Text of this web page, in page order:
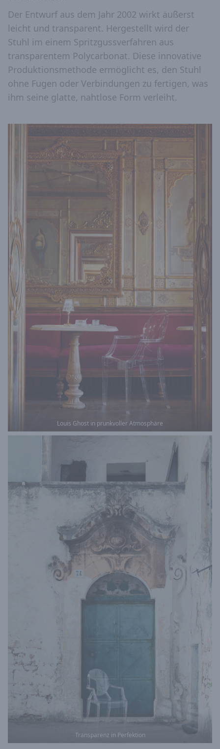
Der Entwurf aus dem Jahr 2002 wirkt äußerst
leicht und transparent. Hergestellt wird der
Stuhl im einem Spritzgussverfahren aus
transparentem Polycarbonat. Diese innovative
Produktionsmethode ermöglicht es, den Stuhl
ohne Fugen oder Verbindungen zu fertigen, was
ihm seine glatte, nahtlose Form verleiht.
Louis Ghost in prunkvoller Atmosphäre
Transparenz in Perfektion